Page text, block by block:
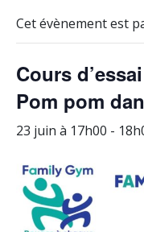
Cet évènement est
Cours
Pom pom
23 juin à 17h00 -